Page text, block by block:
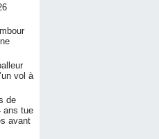
vol à
de
ans tue
avant